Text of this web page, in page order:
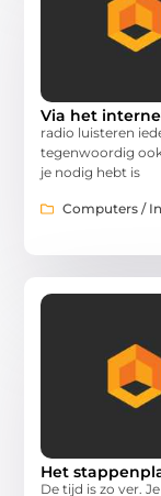
Via het
radio luisteren
tegenwoordig
je nodig hebt is
Computers /
Het
De tijd is zo ver.